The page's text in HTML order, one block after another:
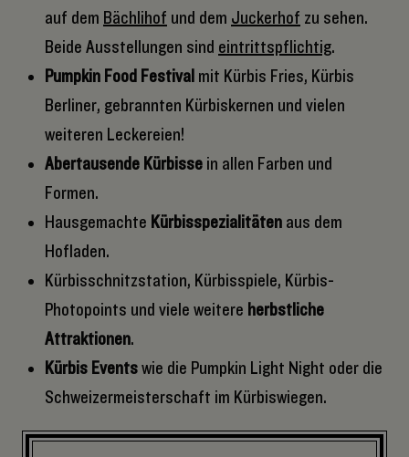
auf dem Bächlihof und dem Juckerhof zu sehen.
Beide Ausstellungen sind eintrittspflichtig.
Pumpkin Food Festival mit Kürbis Fries, Kürbis
Berliner, gebrannten Kürbiskernen und vielen
weiteren Leckereien!
Abertausende Kürbisse in allen Farben und
Formen.
Hausgemachte Kürbisspezialitäten aus dem
Hofladen.
Kürbisschnitzstation, Kürbisspiele, Kürbis-
Photopoints und viele weitere herbstliche
Attraktionen.
Kürbis Eventswie die Pumpkin Light Night oder die
Schweizermeisterschaft im Kürbiswiegen.